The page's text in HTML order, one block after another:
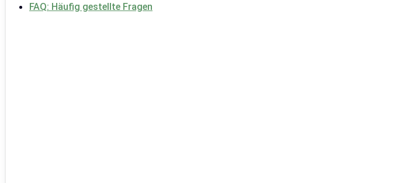
FAQ: Häufig gestellte Fragen